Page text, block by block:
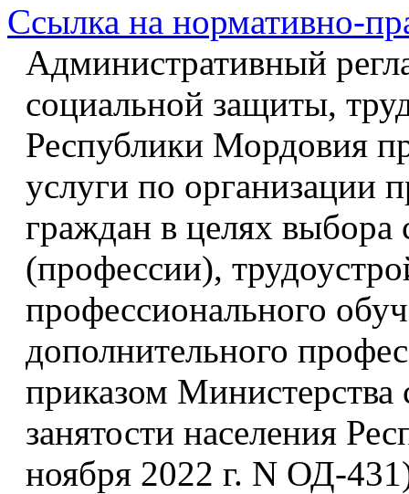
Ссылка на нормативно-
Административный
социальной защиты,
Республики Мордовия
услуги по организации
граждан в целях выбора
(профессии),
профессионального
дополнительного
приказом
занятости населения
ноября 2022 г. N ОД-